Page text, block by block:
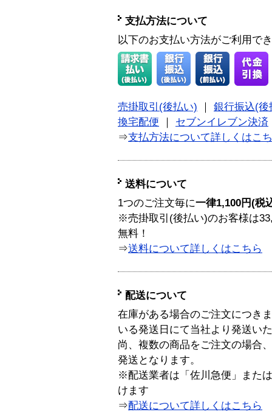
支払方法について
以下のお支払い方法がご利用で
売掛取引(後払い) ｜ 銀行振込(後
換宅配便 ｜ セブンイレブン決済
⇒支払方法について詳しくはこ
送料について
1つのご注文毎に一律1,100円(税
※売掛取引(後払い)のお客様は
無料！
⇒送料について詳しくはこちら
配送について
在庫がある場合のご注文につき
いる発送日にて当社より発送い
尚、複数の商品をご注文の場合
発送となります。
※配送業者は「佐川急便」また
けます
⇒配送について詳しくはこちら